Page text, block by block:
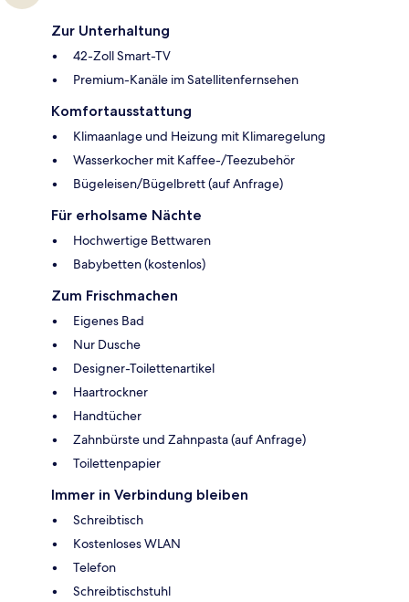
Zur Unterhaltung
42-Zoll Smart-TV
Premium-Kanäle im Satellitenfernsehen
Komfortausstattung
Klimaanlage und Heizung mit Klimaregelung
Wasserkocher mit Kaffee-/Teezubehör
Bügeleisen/Bügelbrett (auf Anfrage)
Für erholsame Nächte
Hochwertige Bettwaren
Babybetten (kostenlos)
Zum Frischmachen
Eigenes Bad
Nur Dusche
Designer-Toilettenartikel
Haartrockner
Handtücher
Zahnbürste und Zahnpasta (auf Anfrage)
Toilettenpapier
Immer in Verbindung bleiben
Schreibtisch
Kostenloses WLAN
Telefon
Schreibtischstuhl